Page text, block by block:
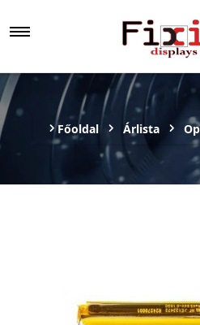
Főoldal Árlista